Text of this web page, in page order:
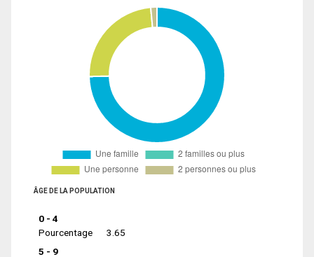
ÂGE DE LA POPULATION
0 - 4
Pourcentage
3.65
5 - 9